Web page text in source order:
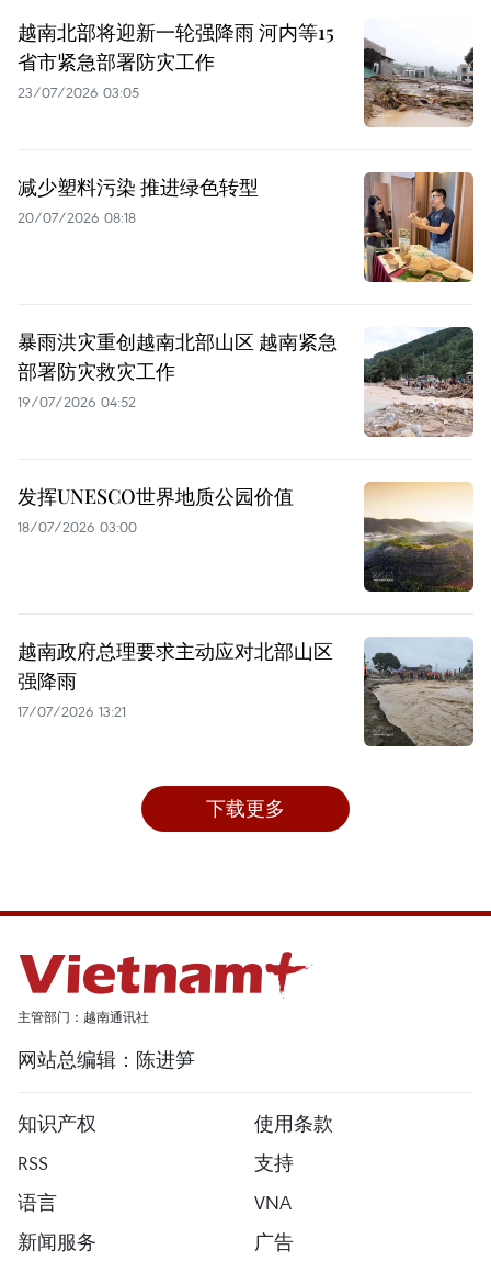
越南北部将迎新一轮强降雨 河内等15
省市紧急部署防灾工作
23/07/2026 03:05
减少塑料污染 推进绿色转型
20/07/2026 08:18
暴雨洪灾重创越南北部山区 越南紧急
部署防灾救灾工作
19/07/2026 04:52
发挥UNESCO世界地质公园价值
18/07/2026 03:00
越南政府总理要求主动应对北部山区
强降雨
17/07/2026 13:21
下载更多
主管部门：越南通讯社
网站总编辑：陈进笋
知识产权
使用条款
RSS
支持
语言
VNA
新闻服务
广告